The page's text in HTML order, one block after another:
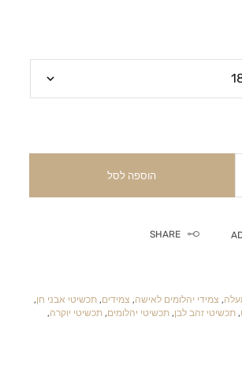
הוספה לסל
SHARE
, צמידי יהלומים לאישה, צמידים,תכשיטי אבני חן,
,תכשיטי זהב לבן,תכשיטי יהלומים,תכשיטי יוקרה,